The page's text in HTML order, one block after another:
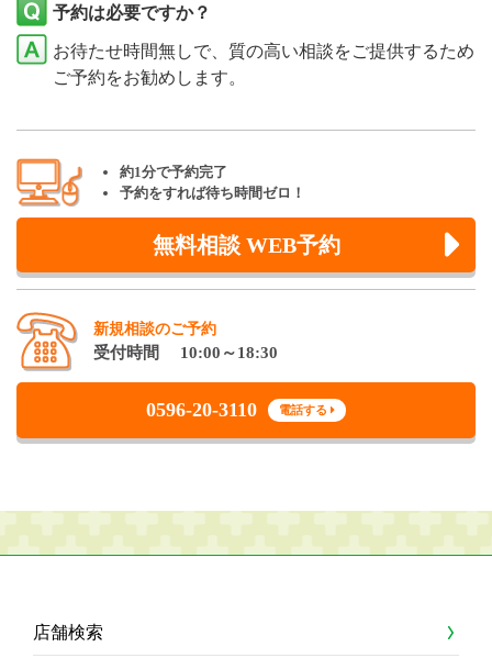
予約は必要ですか？
お待たせ時間無しで、質の高い相談をご提供するため
ご予約をお勧めします。
約1分で予約完了
予約をすれば待ち時間ゼロ！
無料相談 WEB予約
新規相談のご予約
受付時間 10:00～18:30
0596-20-3110 電話する
店舗検索